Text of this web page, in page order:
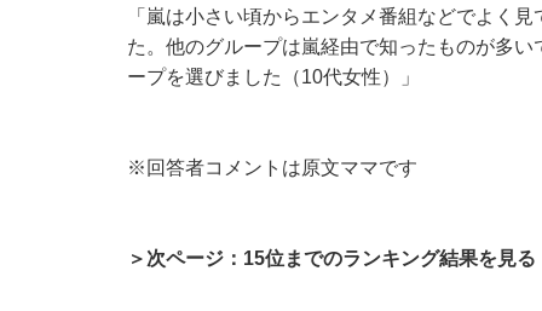
「嵐は小さい頃からエンタメ番組などでよく
た。他のグループは嵐経由で知ったものが多
ープを選びました（10代女性）」
※回答者コメントは原文ママです
＞次ページ：15位までのランキング結果を見る